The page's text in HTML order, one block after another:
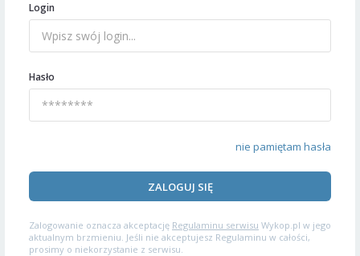
Login
Hasło
nie pamiętam hasła
ZALOGUJ SIĘ
Zalogowanie oznacza akceptację Regulaminu serwisu Wykop.pl w jego
aktualnym brzmieniu. Jeśli nie akceptujesz Regulaminu w całości,
prosimy o niekorzystanie z serwisu.